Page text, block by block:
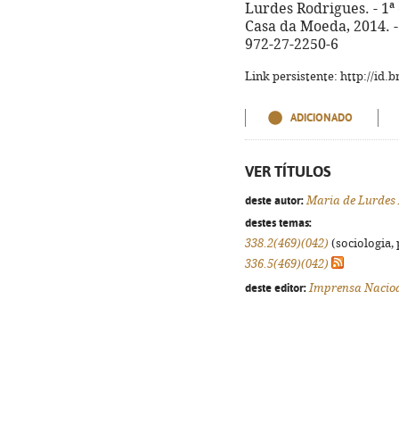
Lurdes Rodrigues. -
Casa da Moeda, 2014.
972-27-2250-6
Link persistente: http://
ADICIONADO
VER TÍTULOS
deste autor: Maria de Lurdes
destes temas:
338.2(469)(042) (sociologia,
336.5(469)(042)
deste editor: Imprensa